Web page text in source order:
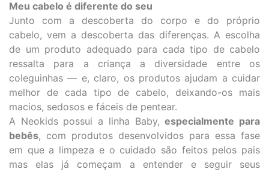
Meu cabelo é diferente do seu
Junto com a descoberta do corpo e do próprio
cabelo, vem a descoberta das diferenças. A escolha
de um produto adequado para cada tipo de cabelo
ressalta para a criança a diversidade entre os
coleguinhas — e, claro, os produtos ajudam a cuidar
melhor de cada tipo de cabelo, deixando-os mais
macios, sedosos e fáceis de pentear.
A Neokids possui a linha Baby,especialmente para
bebês, com produtos desenvolvidos para essa fase
em que a limpeza e o cuidado são feitos pelos pais
mas elas já começam a entender e seguir seus